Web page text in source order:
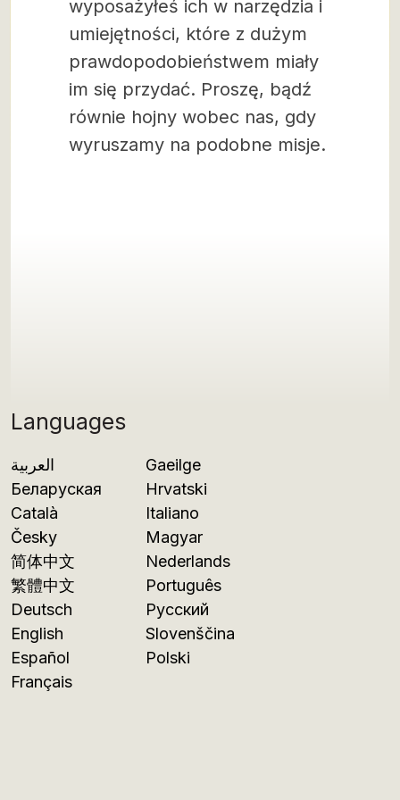
Languages
العربية
Беларуская
Català
Česky
简体中文
繁體中文
Deutsch
English
Español
Français
Gaeilge
Hrvatski
Italiano
Magyar
Nederlands
Português
Русский
Slovenščina
Polski
wyposażyłeś ich w narzędzia i
umiejętności, które z dużym
prawdopodobieństwem miały
im się przydać. Proszę, bądź
równie hojny wobec nas, gdy
wyruszamy na podobne misje.